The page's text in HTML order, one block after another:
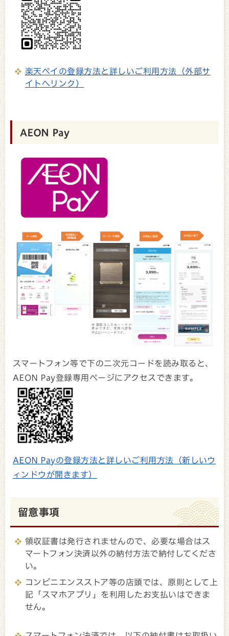
楽天ペイの登録方法と詳しいご利用方法（外部サ
イトへリンク）
AEON Pay
スマートフォン等で下の二次元コードを読み取ると、
AEON Pay登録専用ページにアクセスできます。
AEON Payの登録方法と詳しいご利用方法（新しいウ
ィンドウが開きます）
留意事項
領収証書は発行されませんので、必要な場合はス
マートフォン決済以外の納付方法で納付してくださ
い。
コンビニエンスストア等の店頭では、原則として上
記「スマホアプリ」を利用したお支払いはできま
せん。